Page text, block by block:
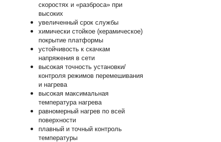
скоростях и «разброса» при
высоких
увеличенный срок службы
химически стойкое (керамическое)
покрытие платформы
устойчивость к скачкам
напряжения в сети
высокая точность установки/
контроля режимов перемешивания
и нагрева
высокая максимальная
температура нагрева
равномерный нагрев по всей
поверхности
плавный и точный контроль
температуры